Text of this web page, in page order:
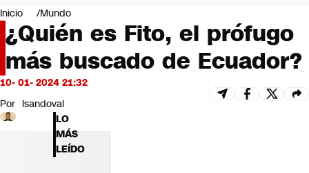
Negocios
Deportes
Programas completos
Cultura
Servicios
Bits
CNN Data
CNN tiempo
Futuro 360
Inicio Mundo
¿Quién es Fito, el prófugo
más buscado de Ecuador?
10- 01- 2024 21:32
Por lsandoval
LO
MÁS
LEÍDO